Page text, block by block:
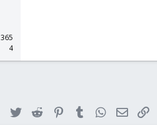
365
4
FacebookTwitter Reddit PinterestTumblr WhatsApp